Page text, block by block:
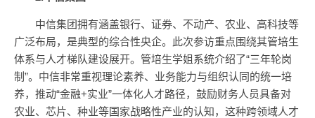
中信集团拥有涵盖银行、证券、不动产、农业、高科技等
广泛布局，是典型的综合性央企。此次参访重点围绕其管培生
体系与人才梯队建设展开。管培生学姐系统介绍了“三年轮岗
制”。中信非常重视理论素养、业务能力与组织认同的统一培
养，推动“金融+实业”一体化人才路径，鼓励财务人员具备对
农业、芯片、种业等国家战略性产业的认知，这种跨领域人才